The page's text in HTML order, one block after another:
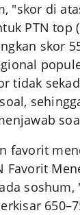
"skor di
PTN top
skor
tidak
favorit
Favorit